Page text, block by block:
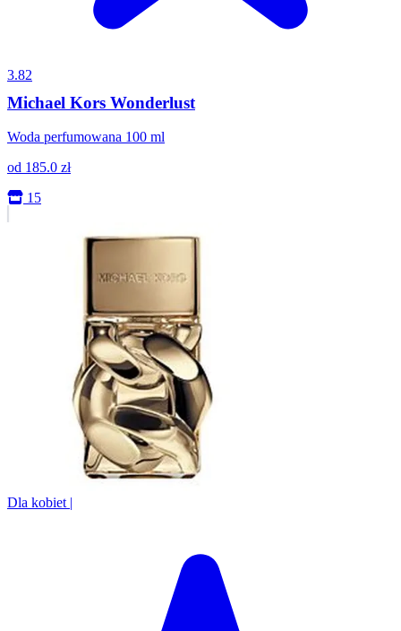
3.82
Michael Kors Wonderlust
Woda perfumowana 100 ml
od 185.0 zł
15
Dla kobiet |